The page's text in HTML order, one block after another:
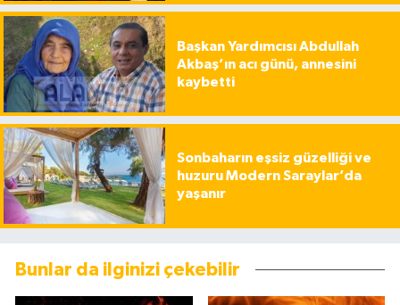
Başkan Yardımcısı Abdullah
Akbaş’ın acı günü, annesini
kaybetti
Sonbaharın eşsiz güzelliği ve
huzuru Modern Saraylar’da
yaşanır
Bunlar da ilginizi çekebilir